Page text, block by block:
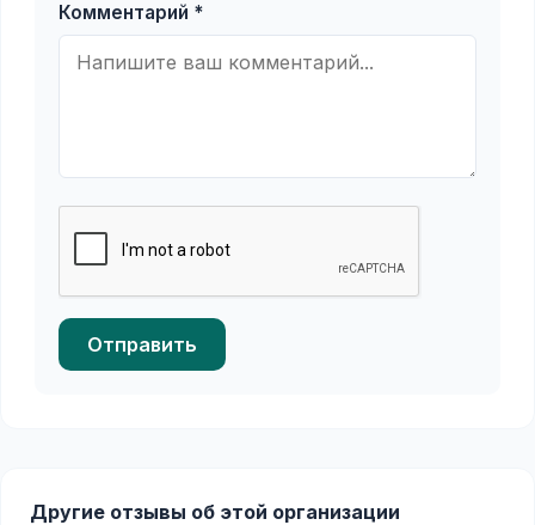
Комментарий *
Отправить
Другие отзывы об этой организации